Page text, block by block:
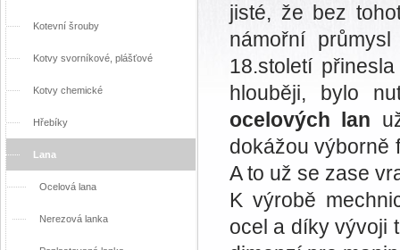
jisté, že bez
námořní
18.století
hlouběji, bylo
ocelových lan
dokážou výborně
A to už se zase
K výrobě
ocel a díky vývoji
Kotevní šrouby
Kotvy svorníkové, plášťové
Kotvy chemické
Hřebíky
Lana
Ocelová lana
Nerezová lanka